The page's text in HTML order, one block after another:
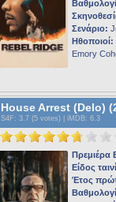
Σενάριο:
Ηθοποιοί:
Emory
House Arrest (Delo)
S4F : 3.7 (5 votes) | iMDB: 6.3
Πρεμιέρα
Είδος
Έτος